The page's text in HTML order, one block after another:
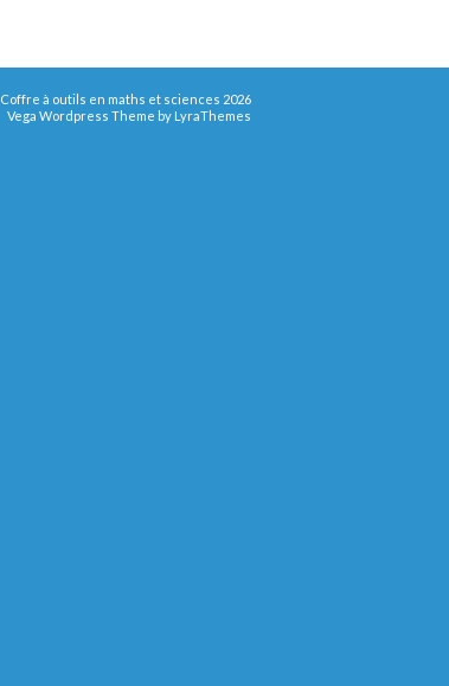
Coffre à outils en maths et sciences 2026
Vega Wordpress Theme by LyraThemes